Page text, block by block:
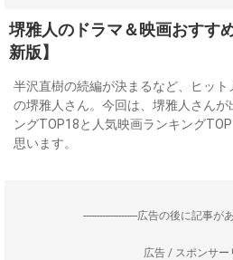
堺雅人のドラマ＆映画おすす
新版】
半沢直樹の続編が決まるなど、ヒッ
の堺雅人さん。今回は、堺雅人さん
ングTOP18と人気映画ランキング
思います。
--------------------広告の後に記事が
広告 / スポンサー